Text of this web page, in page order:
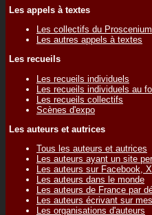
Les appels à textes
Les collectifs du Proscenium
Les autres appels à textes
Les recueils
Les recueils individuels
Les recueils individuels au
Les recueils collectifs
Scènes d'expo
Les auteurs et autrices
Tous les auteurs et autrices
Les auteurs ayant un site
Les auteurs sur Facebook,
Les auteurs dans le monde
Les auteurs de France par
Les auteurs écrivant sur
Les organisations d'auteurs